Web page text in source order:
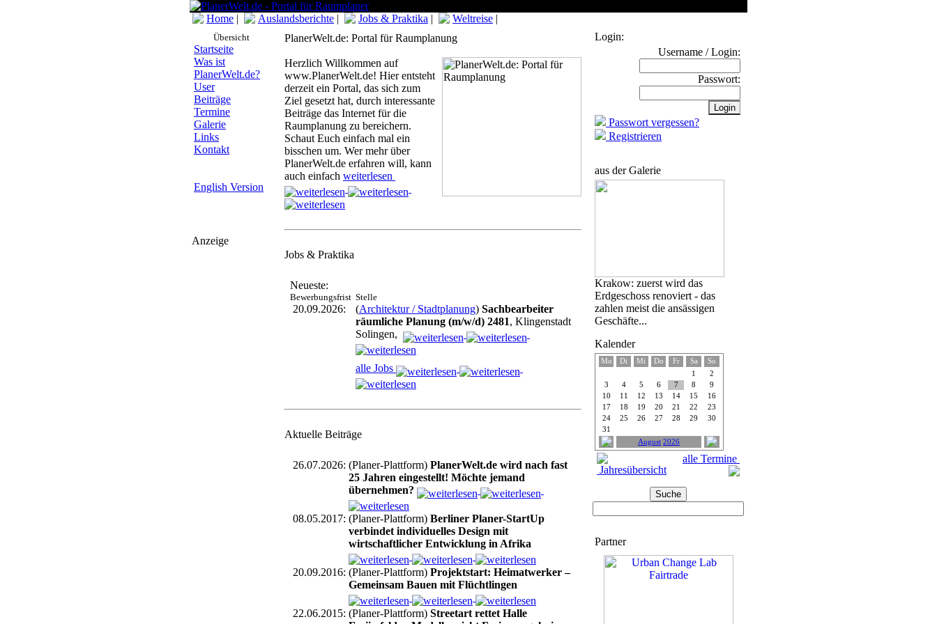
Home | Auslandsberichte | Jobs & Praktika | Weltreise |
Übersicht
Startseite
Was ist
PlanerWelt.de?
User
Beiträge
Termine
Galerie
Links
Kontakt
English Version
Anzeige
PlanerWelt.de: Portal für Raumplanung
Herzlich Willkommen auf
www.PlanerWelt.de! Hier entsteht
derzeit ein Portal, das sich zum
Ziel gesetzt hat, durch interessante
Beiträge das Internet für die
Raumplanung zu bereichern.
Schaut Euch einfach mal ein
bisschen um. Wer mehr über
PlanerWelt.de erfahren will, kann
auch einfach weiterlesen
Jobs & Praktika
Neueste:
Bewerbungsfrist Stelle
20.09.2026: (Architektur / Stadtplanung) Sachbearbeiter
räumliche Planung (m/w/d) 2481, Klingenstadt
Solingen,
alle Jobs
Aktuelle Beiträge
26.07.2026: (Planer-Plattform) PlanerWelt.de wird nach fast
25 Jahren eingestellt! Möchte jemand
übernehmen?
08.05.2017: (Planer-Plattform) Berliner Planer-StartUp
verbindet individuelles Design mit
wirtschaftlicher Entwicklung in Afrika
20.09.2016: (Planer-Plattform) Projektstart: Heimatwerker –
Gemeinsam Bauen mit Flüchtlingen
22.06.2015: (Planer-Plattform) Streetart rettet Halle
Login:
Username / Login:
Passwort:
Passwort vergessen?
Registrieren
aus der Galerie
Krakow: zuerst wird das
Erdgeschoss renoviert - das
zahlen meist die ansässigen
Geschäfte...
Kalender
Mo Di Mi Do Fr Sa
So
1
2
3
4 5 6 7 8
9
10
11 12 13 14 15
16
17
18 19 20 21 22
23
24
25 26 27 28 29
30
31
August 2026
Jahresübersicht
alle Termine
Partner